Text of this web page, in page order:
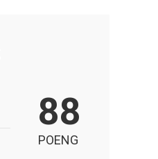
88
POENG